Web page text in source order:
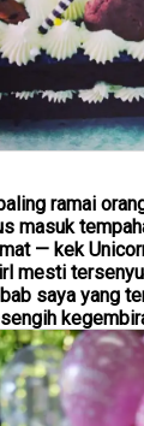
ramai
masuk
— kek
mesti
saya yang